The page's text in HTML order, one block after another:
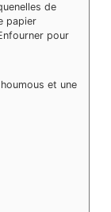
de
papier
pour
et une